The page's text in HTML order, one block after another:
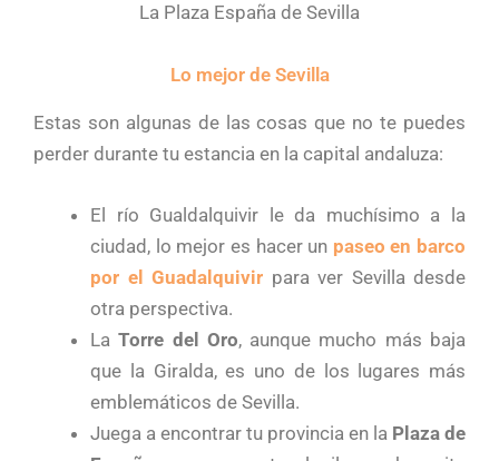
La Plaza España de Sevilla
Lo mejor de Sevilla
Estas son algunas de las cosas que no te puedes
perder durante tu estancia en la capital andaluza:
El río Gualdalquivir le da muchísimo a la
ciudad, lo mejor es hacer un paseo en barco
por el Guadalquivir para ver Sevilla desde
otra perspectiva.
La Torre del Oro, aunque mucho más baja
que la Giralda, es uno de los lugares más
emblemáticos de Sevilla.
Juega a encontrar tu provincia en la Plaza de